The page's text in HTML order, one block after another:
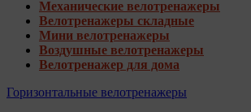
Механические велотренажеры
Велотренажеры складные
Мини велотренажеры
Воздушные велотренажеры
Велотренажер для дома
Горизонтальные велотренажеры